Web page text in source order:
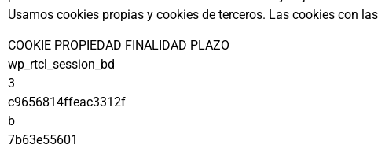
Usamos cookies propias y cookies de terceros. Las cookies con
COOKIE PROPIEDAD FINALIDAD PLAZO
wp_rtcl_session_bd
3
c9656814ffeac3312f
b
7b63e55601